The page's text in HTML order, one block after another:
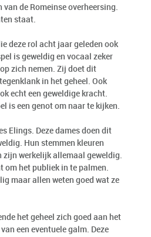
de Romeinse overheersing.
staat.
deze rol acht jaar geleden ook
is geweldig en vocaal zeker
zich nemen. Zij doet dit
in het geheel. Ook
echt een geweldige kracht.
is een genot om naar te kijken.
Elings. Deze dames doen dit
Hun stemmen kleuren
zijn werkelijk allemaal geweldig.
om het publiek in te palmen.
maar allen weten goed wat ze
het geheel zich goed aan het
een eventuele galm. Deze